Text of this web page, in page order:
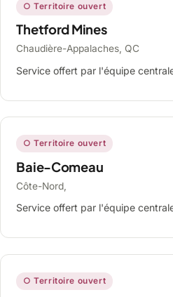
○ Territoire ouvert
Thetford Mines
Chaudière-Appalaches, QC
Service offert par l'équipe
○ Territoire ouvert
Baie-Comeau
Côte-Nord,
Service offert par l'équipe
○ Territoire ouvert